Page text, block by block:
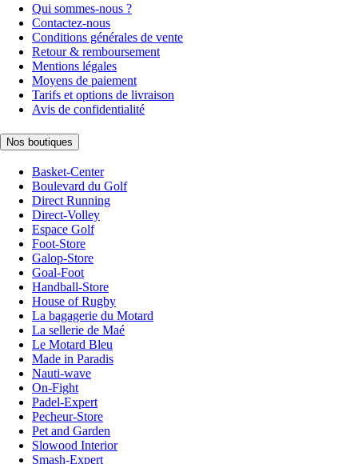
Qui sommes-nous ?
Contactez-nous
Conditions générales de vente
Retour & remboursement
Mentions légales
Moyens de paiement
Tarifs et options de livraison
Avis de confidentialité
Nos boutiques
Basket-Center
Boulevard du Golf
Direct Running
Direct-Volley
Espace Golf
Foot-Store
Galop-Store
Goal-Foot
Handball-Store
House of Rugby
La bagagerie du Motard
La sellerie de Maé
Le Motard Bleu
Made in Paradis
Nauti-wave
On-Fight
Padel-Expert
Pecheur-Store
Pet and Garden
Slowood Interior
Smash-Expert